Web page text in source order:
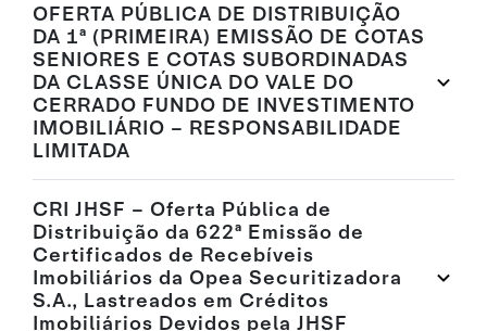
OFERTA PÚBLICA DE DISTRIBUIÇÃO
DA 1ª (PRIMEIRA) EMISSÃO DE COTAS
SENIORES E COTAS SUBORDINADAS
DA CLASSE ÚNICA DO VALE DO
CERRADO FUNDO DE INVESTIMENTO
IMOBILIÁRIO – RESPONSABILIDADE
LIMITADA
CRI JHSF – Oferta Pública de
Distribuição da 622ª Emissão de
Certificados de Recebíveis
Imobiliários da Opea Securitizadora
S.A., Lastreados em Créditos
Imobiliários Devidos pela JHSF